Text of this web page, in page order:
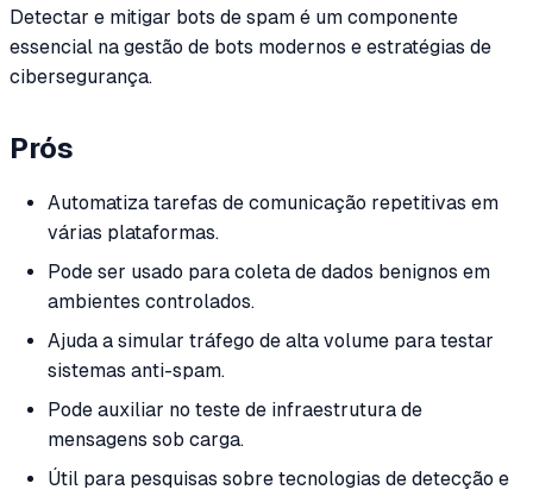
Detectar e mitigar bots de spam é um componente
essencial na gestão de bots modernos e estratégias de
cibersegurança.
Prós
Automatiza tarefas de comunicação repetitivas em
várias plataformas.
Pode ser usado para coleta de dados benignos em
ambientes controlados.
Ajuda a simular tráfego de alta volume para testar
sistemas anti-spam.
Pode auxiliar no teste de infraestrutura de
mensagens sob carga.
Útil para pesquisas sobre tecnologias de detecção e